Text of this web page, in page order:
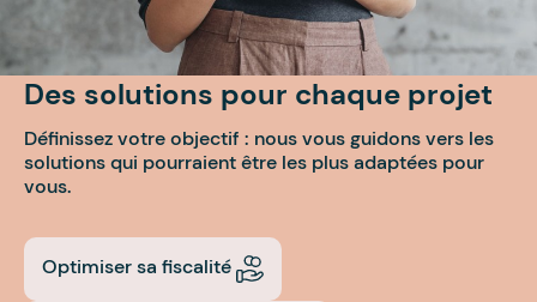
Des solutions pour chaque projet
Définissez votre objectif : nous vous guidons vers les
solutions qui pourraient être les plus adaptées pour
vous.
Optimiser sa fiscalité